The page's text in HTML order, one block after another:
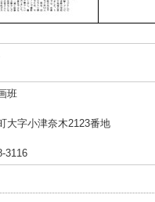
班
大字小津奈木2123番地
3116